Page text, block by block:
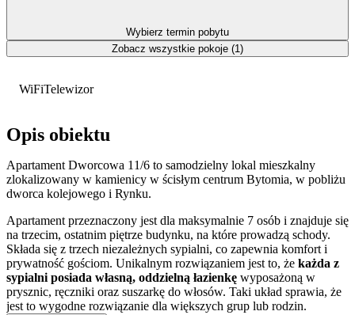
WiFiTelewizor
Opis obiektu
Apartament Dworcowa 11/6 to samodzielny lokal mieszkalny
zlokalizowany w kamienicy w ścisłym centrum Bytomia, w pobliżu
dworca kolejowego i Rynku.
Apartament przeznaczony jest dla maksymalnie 7 osób i znajduje się
na trzecim, ostatnim piętrze budynku, na które prowadzą schody.
Składa się z trzech niezależnych sypialni, co zapewnia komfort i
prywatność gościom. Unikalnym rozwiązaniem jest to, że każda z
sypialni posiada własną, oddzielną łazienkę wyposażoną w
prysznic, ręczniki oraz suszarkę do włosów. Taki układ sprawia, że
jest to wygodne rozwiązanie dla większych grup lub rodzin.
Wybierz termin pobytu
Zobacz wszystkie pokoje (1)